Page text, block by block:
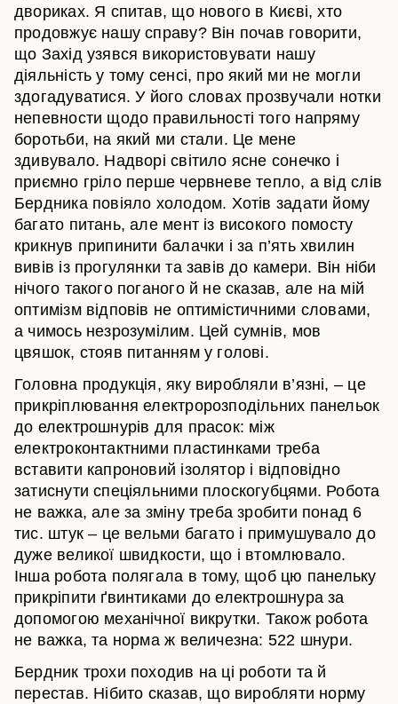
двориках. Я спитав, що нового в Києві, хто
продовжує нашу справу? Він почав говорити,
що Захід узявся використовувати нашу
діяльність у тому сенсі, про який ми не могли
здогадуватися. У його словах прозвучали нотки
непевности щодо правильності того напряму
боротьби, на який ми стали. Це мене
здивувало. Надворі світило ясне сонечко і
приємно гріло перше червневе тепло, а від слів
Бердника повіяло холодом. Хотів задати йому
багато питань, але мент із високого помосту
крикнув припинити балачки і за п’ять хвилин
вивів із прогулянки та завів до камери. Він ніби
нічого такого поганого й не сказав, але на мій
оптимізм відповів не оптимістичними словами,
а чимось незрозумілим. Цей сумнів, мов
цвяшок, стояв питанням у голові.
Головна продукція, яку виробляли в’язні, – це
прикріплювання електророзподільних панельок
до електрошнурів для прасок: між
електроконтактними пластинками треба
вставити капроновий ізолятор і відповідно
затиснути спеціяльними плоскогубцями. Робота
не важка, але за зміну треба зробити понад 6
тис. штук – це вельми багато і примушувало до
дуже великої швидкости, що і втомлювало.
Інша робота полягала в тому, щоб цю панельку
прикріпити ґвинтиками до електрошнура за
допомогою механічної викрутки. Також робота
не важка, та норма ж величезна: 522 шнури.
Бердник трохи походив на ці роботи та й
перестав. Нібито сказав, що виробляти норму